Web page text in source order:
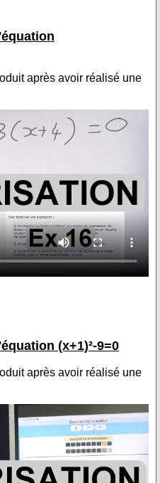
après avoir réalisé une
(x+1)²-9=0
après avoir réalisé une